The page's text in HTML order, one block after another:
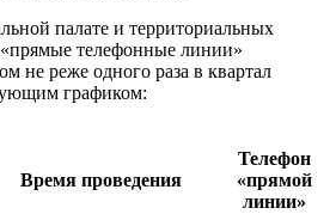
палате и территориальных
телефонные линии»
не реже одного раза в квартал
графиком:
Время проведения
Телефон
«прямой
линии»